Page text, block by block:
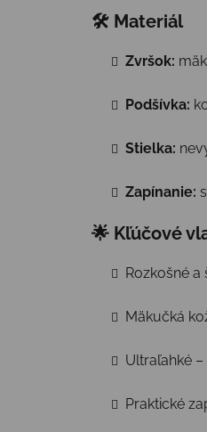
🛠 Materiál
Zvršok:
Podšívka:
Stielka:
Zapínanie:
🌟 Kľúčové
Rozkošné
Mäkučká
Ultraľahké
Praktické